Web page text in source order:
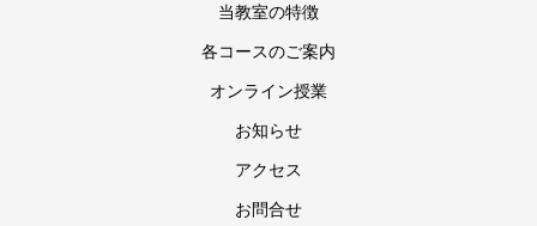
福岡県大野城市畑ケ坂1-8-5
当教室の特徴
各コースのご案内
オンライン授業
お知らせ
アクセス
お問合せ